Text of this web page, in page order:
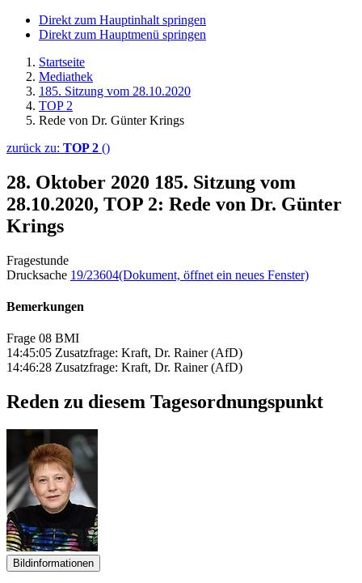
Direkt zum Hauptinhalt springen
Direkt zum Hauptmenü springen
Startseite
Mediathek
185. Sitzung vom 28.10.2020
TOP 2
Rede von Dr. Günter Krings
zurück zu: TOP 2 ()
28. Oktober 2020 185. Sitzung vom
28.10.2020, TOP 2: Rede von Dr. Günter
Krings
Fragestunde
Drucksache 19/23604(Dokument, öffnet ein neues Fenster)
Bemerkungen
Frage 08 BMI
14:45:05 Zusatzfrage: Kraft, Dr. Rainer (AfD)
14:46:28 Zusatzfrage: Kraft, Dr. Rainer (AfD)
Reden zu diesem Tagesordnungspunkt
Bildinformationen